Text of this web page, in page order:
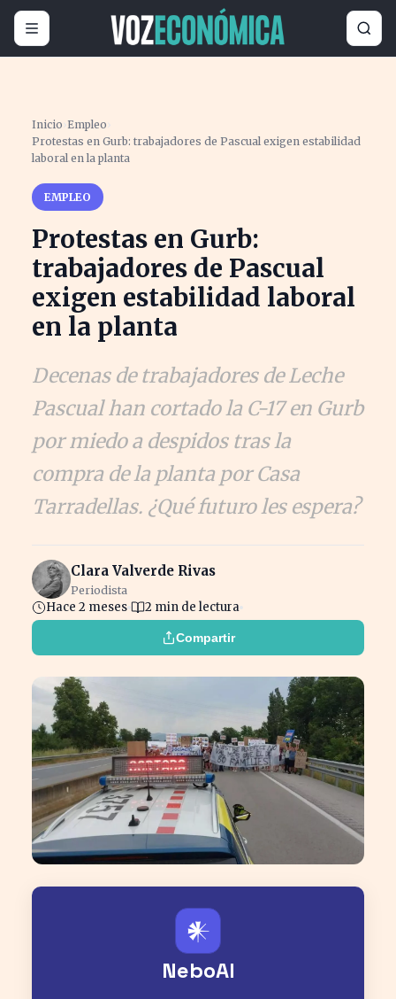
Inicio ›Empleo ›
Protestas en Gurb: trabajadores de Pascual exigen estabilidad
laboral en la planta
EMPLEO
Protestas en Gurb:
trabajadores de Pascual
exigen estabilidad laboral
en la planta
Decenas de trabajadores de Leche
Pascual han cortado la C-17 en Gurb
por miedo a despidos tras la
compra de la planta por Casa
Tarradellas. ¿Qué futuro les espera?
Clara Valverde Rivas
Periodista
Hace 2 meses 2 min de lectura
Compartir
𒀭
NeboAI